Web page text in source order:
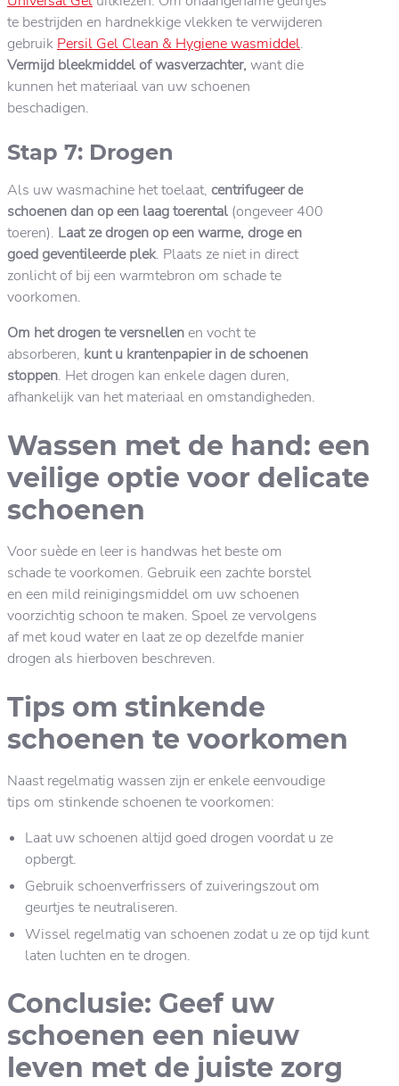
te bestrijden en hardnekkige vlekken te verwijderen
gebruik Persil Gel Clean & Hygiene wasmiddel.
Vermijd bleekmiddel of wasverzachter, want die
kunnen het materiaal van uw schoenen
beschadigen.
Stap 7: Drogen
Als uw wasmachine het toelaat, centrifugeer de
schoenen dan op een laag toerental (ongeveer 400
toeren). Laat ze drogen op een warme, droge en
goed geventileerde plek. Plaats ze niet in direct
zonlicht of bij een warmtebron om schade te
voorkomen.
Om het drogen te versnellenen vocht te
absorberen, kunt u krantenpapier in de schoenen
stoppen. Het drogen kan enkele dagen duren,
afhankelijk van het materiaal en omstandigheden.
Wassen met de hand: een
veilige optie voor delicate
schoenen
Voor suède en leer is handwas het beste om
schade te voorkomen. Gebruik een zachte borstel
en een mild reinigingsmiddel om uw schoenen
voorzichtig schoon te maken. Spoel ze vervolgens
af met koud water en laat ze op dezelfde manier
drogen als hierboven beschreven.
Tips om stinkende
schoenen te voorkomen
Naast regelmatig wassen zijn er enkele eenvoudige
tips om stinkende schoenen te voorkomen:
Laat uw schoenen altijd goed drogen voordat u ze
opbergt.
Gebruik schoenverfrissers of zuiveringszout om
geurtjes te neutraliseren.
Wissel regelmatig van schoenen zodat u ze op tijd kunt
laten luchten en te drogen.
Conclusie: Geef uw
schoenen een nieuw
leven met de juiste zorg